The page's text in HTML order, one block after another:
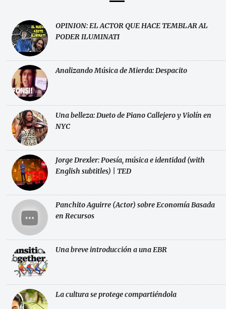
OPINION: EL ACTOR QUE HACE TEMBLAR AL
PODER ILUMINATI
Analizando Música de Mierda: Despacito
Una belleza: Dueto de Piano Callejero y Violín en
NYC
Jorge Drexler: Poesía, música e identidad (with
English subtitles) | TED
Panchito Aguirre (Actor) sobre Economía Basada
en Recursos
Una breve introducción a una EBR
La cultura se protege compartiéndola